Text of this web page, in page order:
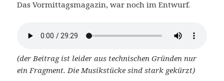
Das Vormittagsmagazin, war noch im Entwurf.
(der Beitrag ist leider aus technischen Gründen nur
ein Fragment. Die Musikstücke sind stark gekürzt)